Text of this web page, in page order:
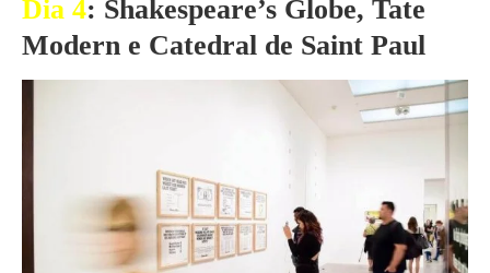
Dia 4: Shakespeare’s Globe, Tate
Modern e Catedral de Saint Paul